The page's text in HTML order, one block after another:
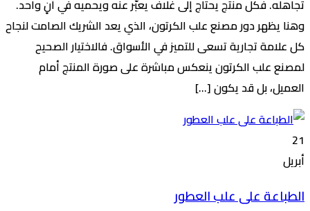
تجاهله. فكل منتج يحتاج إلى غلاف يعبّر عنه ويحميه في آنٍ واحد.
وهنا يظهر دور مصنع علب الكرتون، الذي يعد الشريك الصامت لنجاح
كل علامة تجارية تسعى للتميز في الأسواق. فالاختيار الصحيح
لمصنع علب الكرتون ينعكس مباشرة على صورة المنتج أمام
العميل، بل قد يكون […]
21
أبريل
الطباعة على علب العطور